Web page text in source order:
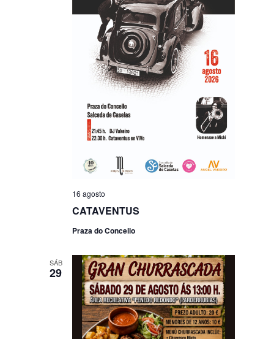
CATAVENTUS
16 agosto
Praza do Concello
SÁB
29